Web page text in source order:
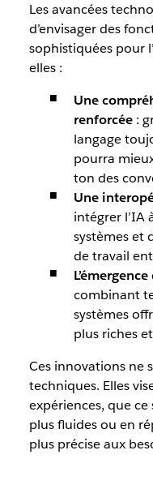
Les avancées
d’envisager des
sophistiquées pour
elles :
Une
renforcée:
langage
pourra
ton des
Une
intégrer l’IA
systèmes et
de travail
combinant
systèmes
plus riches
Ces innovations ne
techniques. Elles
expériences, que
plus fluides ou en
plus précise aux